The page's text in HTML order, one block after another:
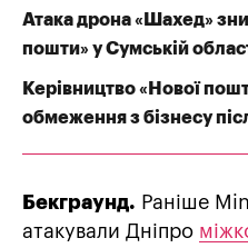
Атака дрона «Шахед»
пошти» у Сумській
Керівництво «Нової
обмеження з бізнесу
Бекграунд. Раніше
атакували Дніпро